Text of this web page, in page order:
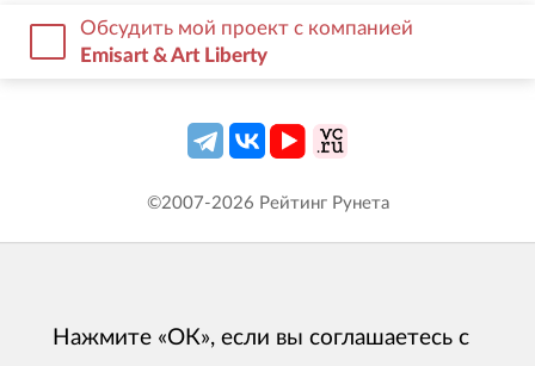
Обсудить мой проект с компанией
Emisart & Art Liberty
©2007-2026 Рейтинг Рунета
Нажмите «ОК», если вы соглашаетесь с